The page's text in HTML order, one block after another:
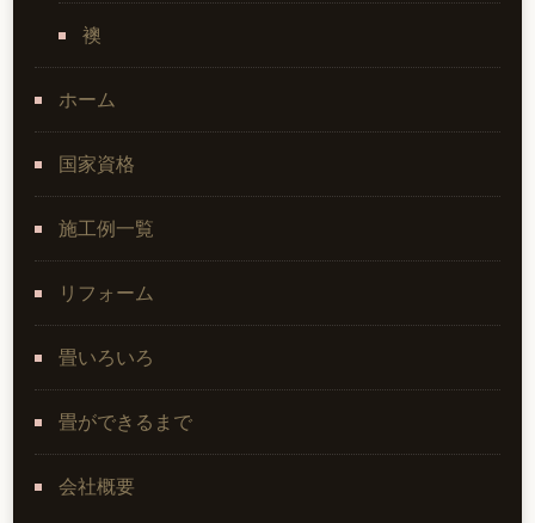
襖
ホーム
国家資格
施工例一覧
リフォーム
畳いろいろ
畳ができるまで
会社概要